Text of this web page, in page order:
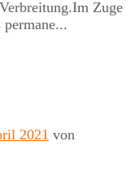
Zuge
2021 von